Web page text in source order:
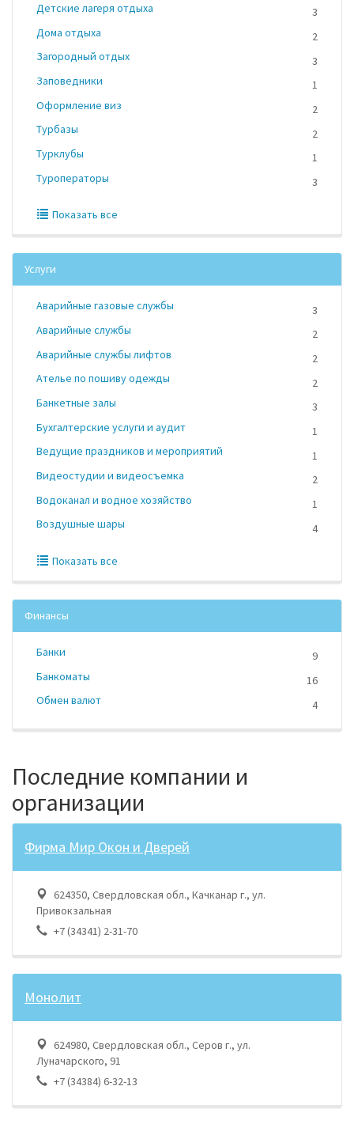
Детские лагеря отдыха
3
Дома отдыха
2
Загородный отдых
3
Заповедники
1
Оформление виз
2
Турбазы
2
Турклубы
1
Туроператоры
3
Показать все
Услуги
Аварийные газовые службы
3
Аварийные службы
2
Аварийные службы лифтов
2
Ателье по пошиву одежды
2
Банкетные залы
3
Бухгалтерские услуги и аудит
1
Ведущие праздников и мероприятий
1
Видеостудии и видеосъемка
2
Водоканал и водное хозяйство
1
Воздушные шары
4
Показать все
Финансы
Банки
9
Банкоматы
16
Обмен валют
4
Последние компании и
организации
Фирма Мир Окон и Дверей
624350, Свердловская обл., Качканар г., ул.
Привокзальная
+7 (34341) 2-31-70
Монолит
624980, Свердловская обл., Серов г., ул.
Луначарского, 91
+7 (34384) 6-32-13